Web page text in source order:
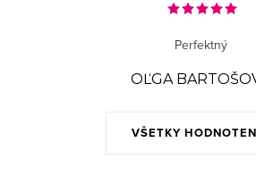
VŠETKY
Perfektný
OĽGA